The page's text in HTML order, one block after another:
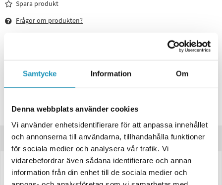
Samtycke Information Om
Denna webbplats använder cookies
Vi använder enhetsidentifierare för att anpassa innehållet
och annonserna till användarna, tillhandahålla funktioner
för sociala medier och analysera vår trafik. Vi
vidarebefordrar även sådana identifierare och annan
information från din enhet till de sociala medier och
Spara produkt
Frågor om produkten?
MOOSE
Sportsman 700/800 850/100
545 kr (ink. moms)
Produktinformation
TPS Sensor till Polaris Sportsman och Ranger modeller med
elektronisk bränsleinsprutning.